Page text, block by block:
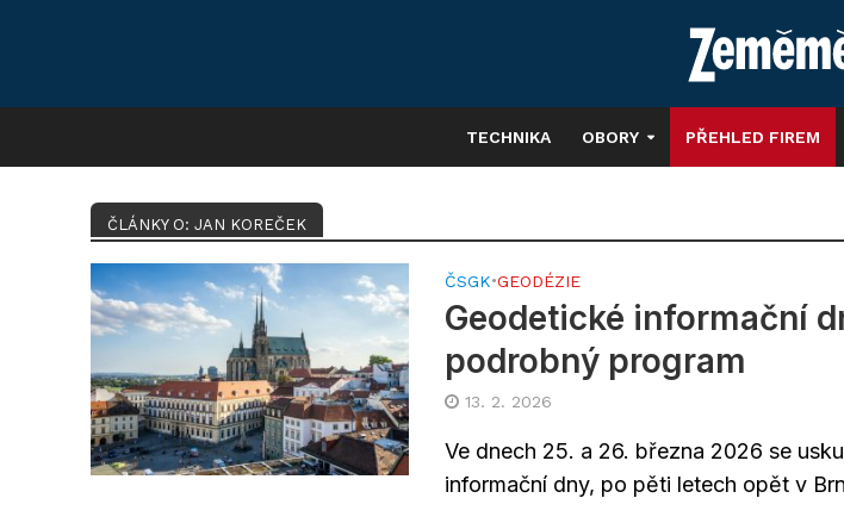
TECHNIKA OBORY PŘEHLED FIREM
ČLÁNKY O: JAN KOREČEK
ČSGK•GEODÉZIE
Geodetické informační
podrobný program
13. 2. 2026
Ve dnech 25. a 26. března 2026 se
informační dny, po pěti letech opět v